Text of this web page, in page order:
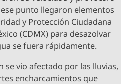
punto llegaron elementos
y Protección Ciudadana
(CDMX) para desazolvar
se fuera rápidamente.
vio afectado por las lluvias,
encharcamientos que